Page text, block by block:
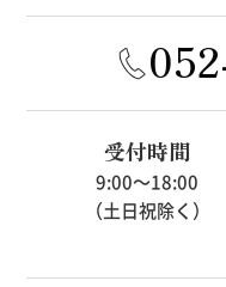
受付時間
9:00～18:00
（土日祝除く）